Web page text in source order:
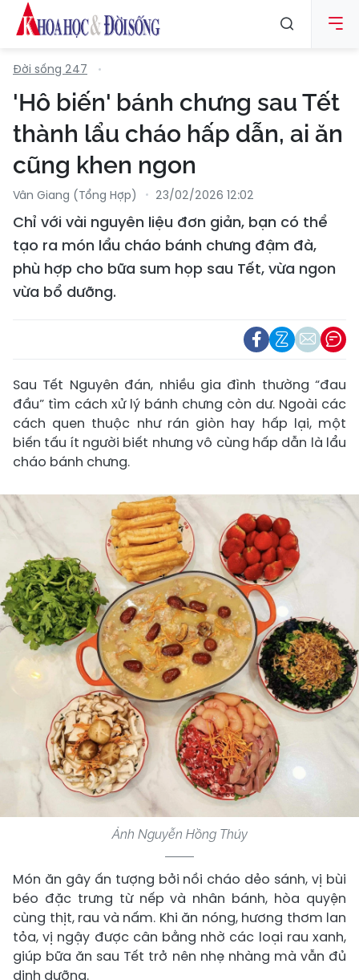
Đời sống 247
'Hô biến' bánh chưng sau Tết
thành lẩu cháo hấp dẫn, ai ăn
cũng khen ngon
Vân Giang (Tổng Hợp) 23/02/2026 12:02
Chỉ với vài nguyên liệu đơn giản, bạn có thể
tạo ra món lẩu cháo bánh chưng đậm đà,
phù hợp cho bữa sum họp sau Tết, vừa ngon
vừa bổ dưỡng.
Sau Tết Nguyên đán, nhiều gia đình thường “đau
đầu” tìm cách xử lý bánh chưng còn dư. Ngoài các
cách quen thuộc như rán giòn hay hấp lại, một
biến tấu ít người biết nhưng vô cùng hấp dẫn là lẩu
cháo bánh chưng.
Ảnh Nguyễn Hồng Thúy
Món ăn gây ấn tượng bởi nồi cháo dẻo sánh, vị bùi
béo đặc trưng từ nếp và nhân bánh, hòa quyện
cùng thịt, rau và nấm. Khi ăn nóng, hương thơm lan
tỏa, vị ngậy được cân bằng nhờ các loại rau xanh,
giúp bữa ăn sau Tết trở nên nhẹ nhàng mà vẫn đủ
dinh dưỡng.